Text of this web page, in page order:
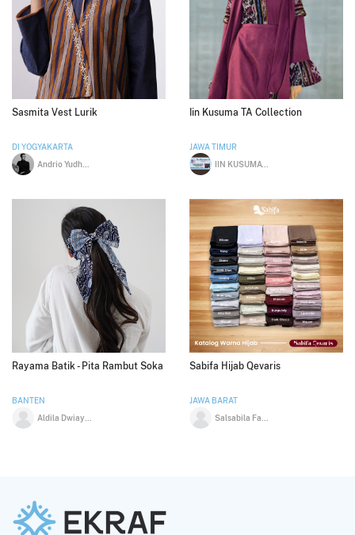
Sasmita Vest Lurik
DI YOGYAKARTA
Iin Kusuma TA Collection
JAWA TIMUR
IIN KUSUMAWATI
Rayama Batik - Pita Rambut Soka
BANTEN
Sabifa Hijab Qevaris
JAWA BARAT